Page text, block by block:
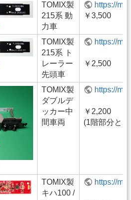
TOMIX製
215系 動
力車
https://
￥3,500
TOMIX製
215系 ト
レーラー
先頭車
https://
￥2,500
TOMIX製
ダブルデ
ッカー中
間車両
https://
￥2,200
(1階部分と2
TOMIX製
キハ100 /
https://